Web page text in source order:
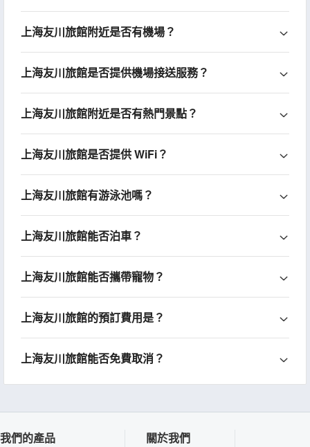
上海友川旅館附近是否有機場？
上海友川旅館是否提供機場接送服務？
上海友川旅館附近是否有熱門景點？
上海友川旅館是否提供 WiFi？
上海友川旅館有游泳池嗎？
上海友川旅館能否泊車？
上海友川旅館能否攜帶寵物？
上海友川旅館的預訂費用是？
上海友川旅館能否免費取消？
我們的產品 關於我們